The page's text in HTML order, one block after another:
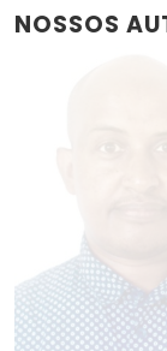
NOSSOS